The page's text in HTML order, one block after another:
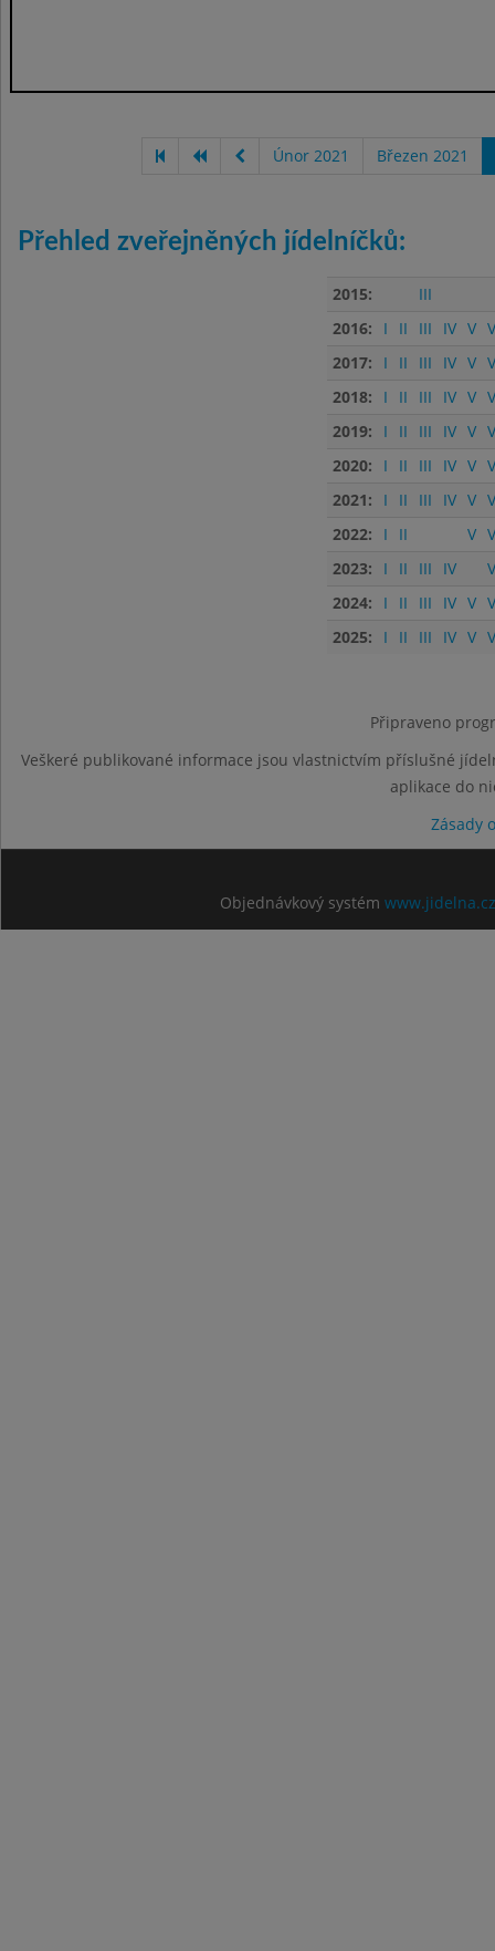
Únor 2021 Březen 2021
Přehled zveřejněných jídelníčků:
2015:
III
2016:
I II III IV V
2017:
I II III IV V
2018:
I II III IV V
2019:
I II III IV V
2020:
I II III IV V
2021:
I II III IV V
2022:
I II V
2023:
I II III IV
2024:
I II III IV V
2025:
I II III IV V
Připraveno
Veškeré publikované informace jsou vlastnictvím příslušné
aplikace do
Zásady
Objednávkový systém www.jidelna.cz